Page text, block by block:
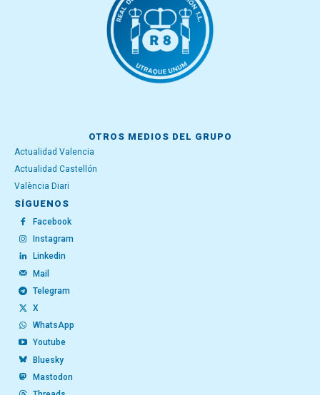
OTROS MEDIOS DEL GRUPO
Actualidad Valencia
Actualidad Castellón
València Diari
SÍGUENOS
Facebook
Instagram
Linkedin
Mail
Telegram
X
WhatsApp
Youtube
Bluesky
Mastodon